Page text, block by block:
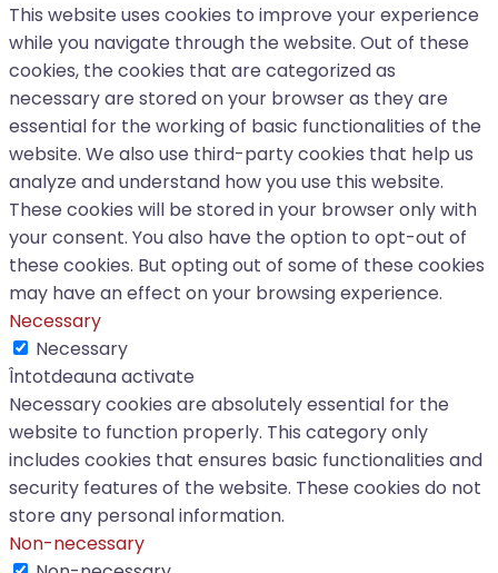
This website uses cookies to improve your experience
while you navigate through the website. Out of these
cookies, the cookies that are categorized as
necessary are stored on your browser as they are
essential for the working of basic functionalities of the
website. We also use third-party cookies that help us
analyze and understand how you use this website.
These cookies will be stored in your browser only with
your consent. You also have the option to opt-out of
these cookies. But opting out of some of these cookies
may have an effect on your browsing experience.
Necessary
Necessary
Întotdeauna activate
Necessary cookies are absolutely essential for the
website to function properly. This category only
includes cookies that ensures basic functionalities and
security features of the website. These cookies do not
store any personal information.
Non-necessary